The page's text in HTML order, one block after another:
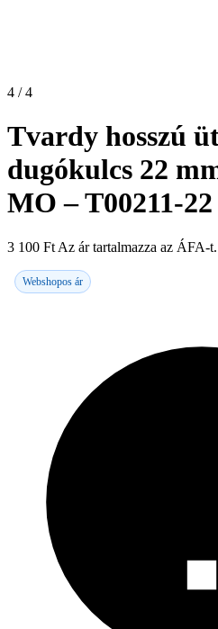
4 / 4
Tvardy hosszú
dugókulcs 22
MO – T00211-22
3 100 Ft Az ár tartalmazza az ÁFA-t.
Webshopos ár